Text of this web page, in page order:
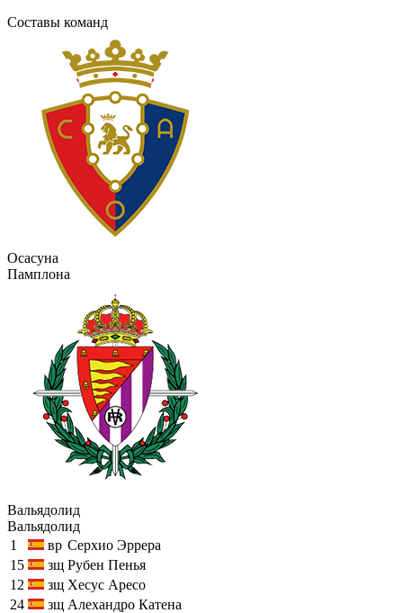
Составы команд
Осасуна
Памплона
Вальядолид
Вальядолид
1
вр Серхио Эррера
15
зщ Рубен Пенья
12
зщ Хесус Аресо
24
зщ Алехандро Катена